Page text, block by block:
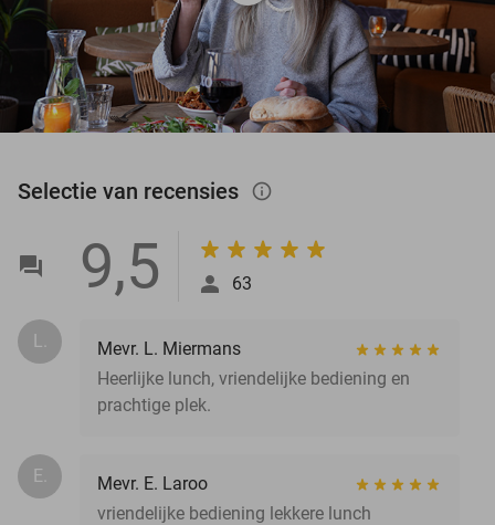
Selectie van recensies info_outlined
9,5 63
L.
Mevr. L. Miermans
Heerlijke lunch, vriendelijke bediening en
prachtige plek.
E.
Mevr. E. Laroo
vriendelijke bediening lekkere lunch